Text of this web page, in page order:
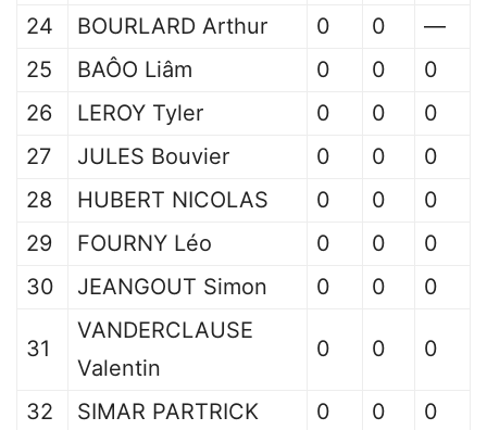
24
BOURLARD Arthur 0 0
—
25
BAÔO Liâm 0 0
0
26
LEROY Tyler 0 0
0
27
JULES Bouvier 0 0
0
28
HUBERT NICOLAS 0 0
0
29
FOURNY Léo 0 0
0
30
JEANGOUT Simon 0 0 0
31
VANDERCLAUSE
Valentin
0 0 0
32 SIMAR PARTRICK 0 0
0